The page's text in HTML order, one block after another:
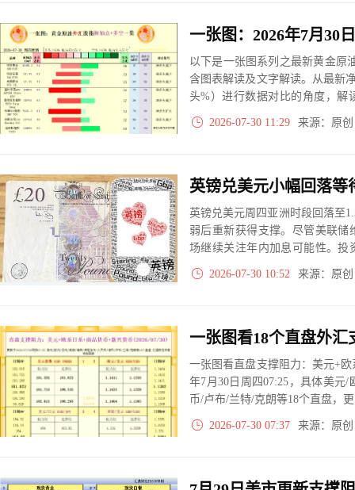
以下是一张图系列之最新黄金原
含图表解读及文字解读。从最新
头%）进行数据对比的角度，解
大、净多头减小、净空头无变
实际数据对比结果对应展示其中
2026-07-30 11:29 来源：原
英镑兑美元小幅回落等
英镑兑美元周四亚洲时段回落至
弱后重新获得支撑。尽管美联
场继续关注年内加息可能性。投
GDP、PCE数据，以判断英镑后
2026-07-30 10:52 来源：原
一张图看直盘支撑阻力：美元+
年7月30日周四07:25，具体美元
币/卢布/兰特/克朗等18个直盘，
2026-07-30 07:37 来源：原